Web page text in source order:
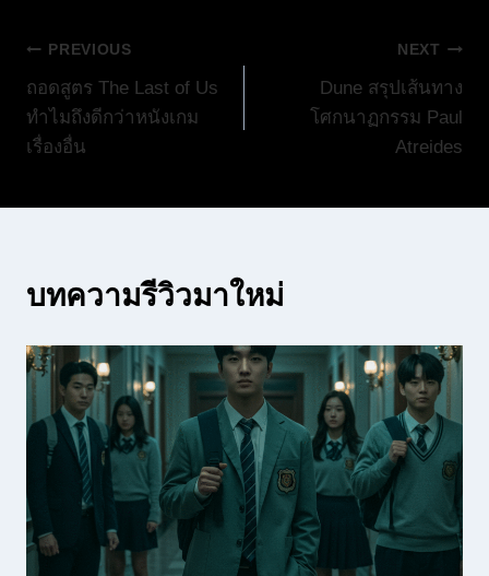
แนะแนว
เรื่อง
PREVIOUS
ถอดสูตร The Last of Us
ทำไมถึงดีกว่าหนังเกม
เรื่องอื่น
NEXT
Dune สรุปเส้นทาง
โศกนาฏกรรม Paul
Atreides
บทความรีวิวมาใหม่